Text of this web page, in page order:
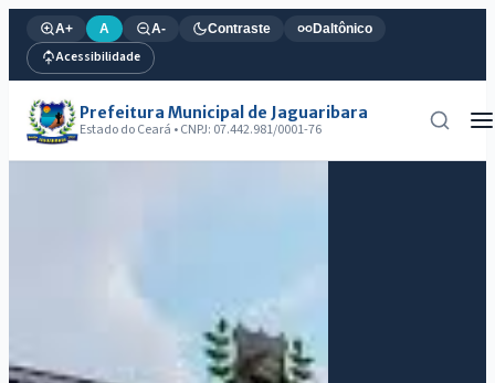
A+ A A- Contraste Daltônico
Acessibilidade
Prefeitura Municipal de Jaguaribara
Estado do Ceará • CNPJ: 07.442.981/0001-76